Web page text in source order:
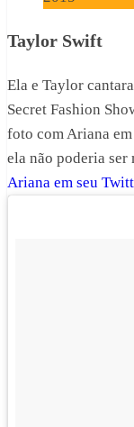
Taylor Swift
Ela e Taylor
Secret Fashion
foto com Ariana
ela não poderia
Ariana em seu